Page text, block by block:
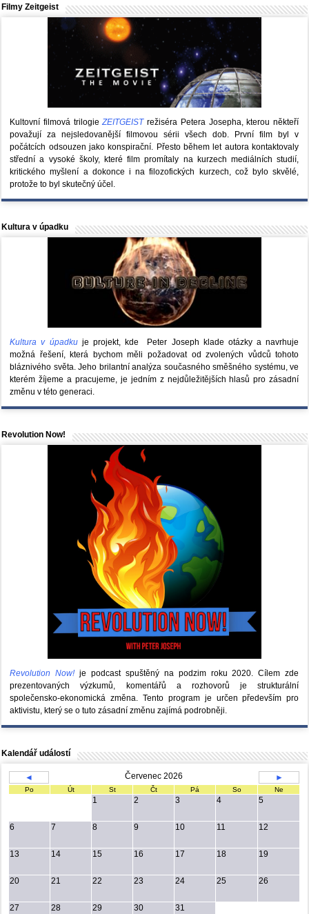
Filmy Zeitgeist
Kultovní filmová trilogieZEITGEISTrežiséra Petera Josepha, kterou někteří
považují za nejsledovanější filmovou sérii všech dob. První film byl v
počátcích odsouzen jako konspirační. Přesto během let autora kontaktovaly
střední a vysoké školy, které film promítaly na kurzech mediálních studií,
kritického myšlení a dokonce i na filozofických kurzech, což bylo skvělé,
protože to byl skutečný účel.
Kultura v úpadku
Kultura v úpadkuje projekt, kde Peter Joseph klade otázky a navrhuje
možná řešení, která bychom měli požadovat od zvolených vůdců tohoto
bláznivého světa. Jeho brilantní analýza současného směšného systému, ve
kterém žíjeme a pracujeme, je jedním z nejdůležitějších hlasů pro zásadní
změnu v této generaci.
Revolution Now!
Revolution Now! je podcast spuštěný na podzim roku 2020.Cílem zde
prezentovaných výzkumů, komentářů a rozhovorů je strukturální
společensko-ekonomická změna. Tento program je určen především pro
aktivistu, který se o tuto zásadní změnu zajímá podrobněji.
Kalendář událostí
◄ Červenec 2026 ►
Po Út St Čt Pá So Ne
1 2 3 4 5
6 7 8 9 10 11 12
13 14 15 16 17 18 19
20 21 22 23 24 25 26
27 28 29 30 31